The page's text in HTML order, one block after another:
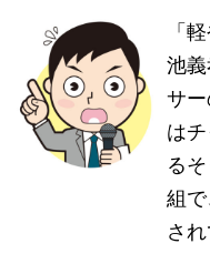
「
池
サ
は
る
組
さ